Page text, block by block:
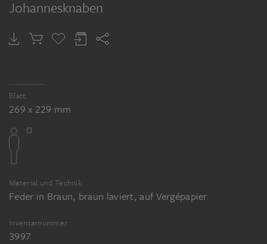
Johannesknaben
Blatt
269 x 229 mm
Material und Technik
Feder in Braun, braun laviert, auf Vergépapier
Inventarnummer
3997